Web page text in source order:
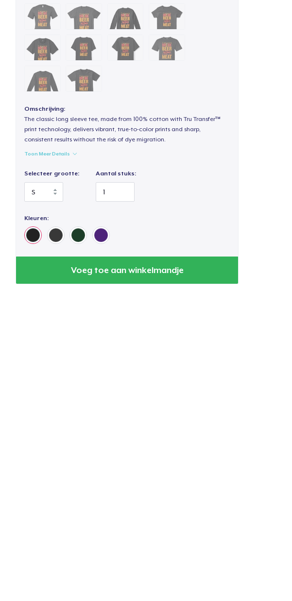
Omschrijving:
The classic long sleeve tee, made from 100% cotton with Tru Transfer™
print technology, delivers vibrant, true-to-color prints and sharp,
consistent results without the risk of dye migration.
Toon Meer Details
Selecteer grootte: Aantal stuks:
Kleuren:
Voeg toe aan winkelmandje